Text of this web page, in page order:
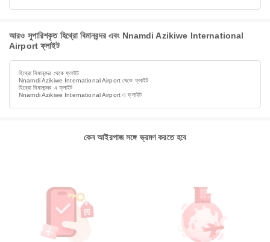
আরও সুপারিশকৃত হিথ্রো বিমানবন্দর এবং Nnamdi Azikiwe International
Airport ফ্লাইট
হিথ্রো বিমানবন্দর থেকে ফ্লাইট
Nnamdi Azikiwe International Airport থেকে ফ্লাইট
হিথ্রো বিমানবন্দর এ ফ্লাইট
Nnamdi Azikiwe International Airport এ ফ্লাইট
কেন আইরপাজ সঙ্গে ভ্রমণ করতে হবে